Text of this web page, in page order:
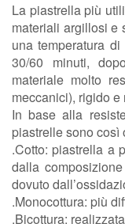
La piastrella più
materiali argillosi e
una temperatura
30/60 minuti,
materiale molto
meccanici), rigido
In base alla
piastrelle sono così
.Cotto: piastrella a
dalla
dovuto
.Monocottura: più
.Bicottura: